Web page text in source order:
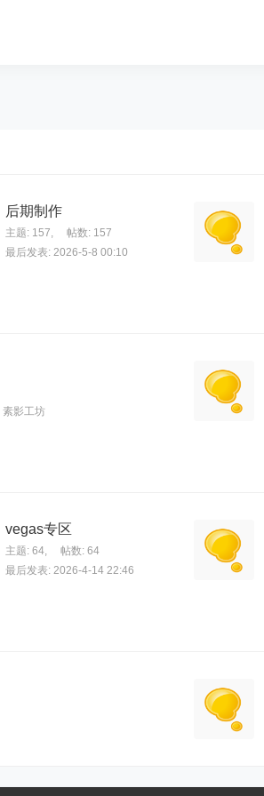
后期制作
主题: 157,
帖数: 157
最后发表: 2026-5-8 00:10
素影工坊
vegas专区
主题: 64,
帖数: 64
最后发表: 2026-4-14 22:46